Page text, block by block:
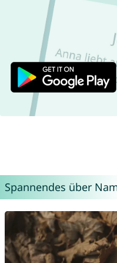
Spannendes über